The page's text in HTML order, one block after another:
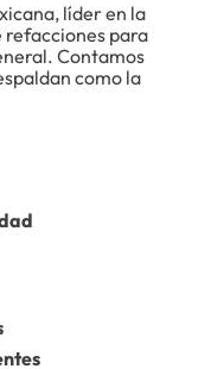
líder en la
refacciones para
Contamos
como la